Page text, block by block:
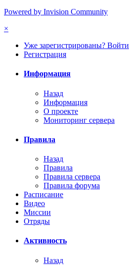
Powered by Invision Community
×
Уже зарегистрированы? Войти
Регистрация
Информация
Назад
Информация
О проекте
Мониторинг сервера
Правила
Назад
Правила
Правила сервера
Правила форума
Расписание
Видео
Миссии
Отряды
Активность
Назад